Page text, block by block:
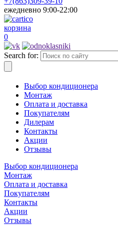
ежедневно 9:00-22:00
корзина
0
Search for:
Выбор кондиционера
Монтаж
Оплата и доставка
Покупателям
Дилерам
Контакты
Акции
Отзывы
Выбор кондиционера
Монтаж
Оплата и доставка
Покупателям
Контакты
Акции
Отзывы